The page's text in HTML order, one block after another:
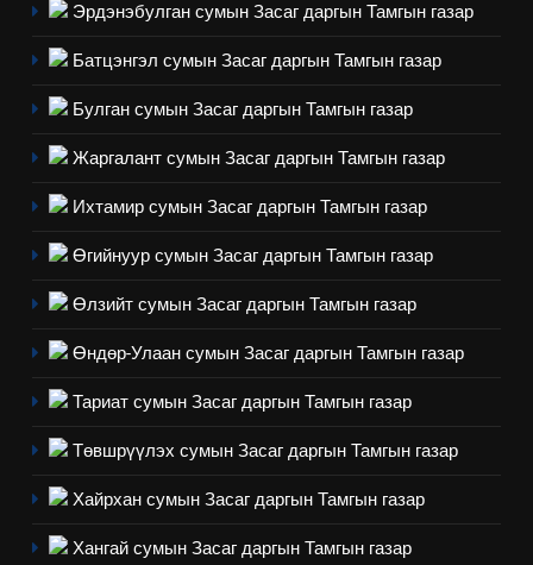
Эрдэнэбулган сумын Засаг даргын Тамгын газар
Батцэнгэл сумын Засаг даргын Тамгын газар
Булган сумын Засаг даргын Тамгын газар
Жаргалант сумын Засаг даргын Тамгын газар
Ихтамир сумын Засаг даргын Тамгын газар
Өгийнуур сумын Засаг даргын Тамгын газар
Өлзийт сумын Засаг даргын Тамгын газар
Өндөр-Улаан сумын Засаг даргын Тамгын газар
Тариат сумын Засаг даргын Тамгын газар
Төвшрүүлэх сумын Засаг даргын Тамгын газар
Хайрхан сумын Засаг даргын Тамгын газар
Хангай сумын Засаг даргын Тамгын газар